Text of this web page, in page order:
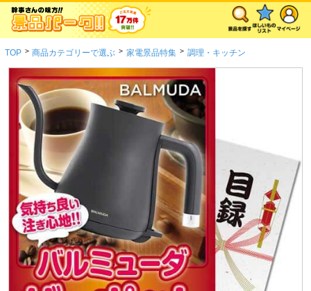
TOP > 商品カテゴリーで選ぶ > 家電景品特集 > 調理・キッチン